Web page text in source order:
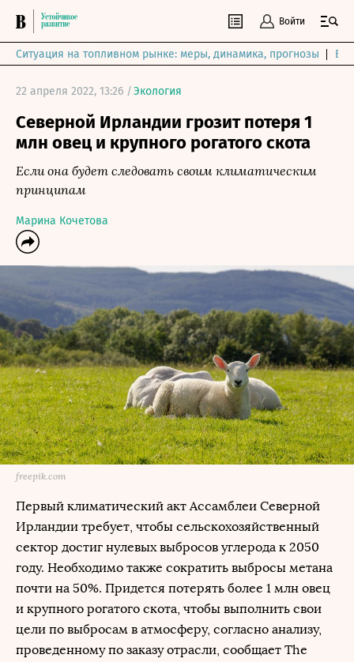
Войти
Ситуация на топливном рынке: меры, динамика, прогнозы
22 апреля 2022, 13:26 /Экология
Северной Ирландии грозит потеря 1
млн овец и крупного рогатого скота
Если она будет следовать своим климатическим
принципам
Марина Кочетова
freepik.com
Первый климатический акт Ассамблеи Северной
Ирландии требует, чтобы сельскохозяйственный
сектор достиг нулевых выбросов углерода к 2050
году. Необходимо также сократить выбросы метана
почти на 50%. Придется потерять более 1 млн овец
и крупного рогатого скота, чтобы выполнить свои
цели по выбросам в атмосферу, согласно анализу,
проведенному по заказу отрасли, сообщает The